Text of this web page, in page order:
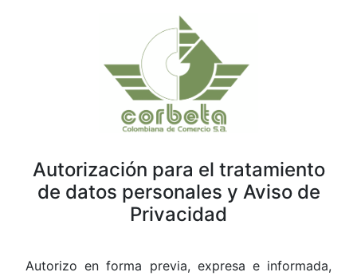
Autorización para el tratamiento
de datos personales y Aviso de
Privacidad
Autorizo en forma previa, expresa e informada,